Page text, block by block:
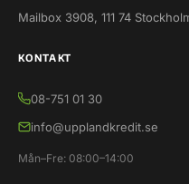
Mailbox 3908, 111 74
KONTAKT
08-751 01 30
info@upplandkredit.se
Mån–Fre: 08:00–14:00